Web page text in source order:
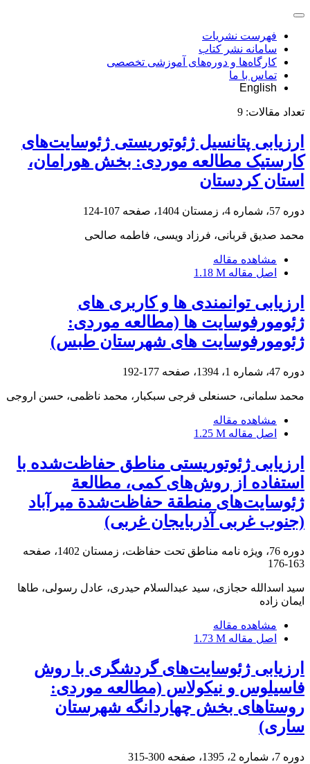
فهرست نشریات
سامانه نشر کتاب
کارگاه‌ها و دوره‌های آموزشی تخصصی
تماس با ما
English
تعداد مقالات: 9
ارزیابی پتانسیل ژئوتوریستی ژئوسایت‌های
کارستیک مطالعه موردی: بخش هورامان،
استان کردستان
دوره 57، شماره 4، زمستان 1404، صفحه 107-124
محمد صدیق قربانی، فرزاد ویسی، فاطمه صالحی
مشاهده مقاله
اصل مقاله 1.18 M
ارزیابی توانمندی ها و کاربری های
ژئومورفوسایت ها (مطالعه موردی:
ژئومورفوسایت های شهرستان طبس)
دوره 47، شماره 1، 1394، صفحه 177-192
محمد سلمانی، حسنعلی فرجی سبکبار، محمد ناظمی، حسن اروجی
مشاهده مقاله
اصل مقاله 1.25 M
ارزیابی ژئوتوریستی مناطق حفاظت‌شده با
استفاده از روش‌های کمی، مطالعة
ژئوسایت‌های منطقة حفاظت‌شدة میرآباد
(جنوب غربی آذربایجان غربی)
دوره 76، ویژه نامه مناطق تحت حفاظت، زمستان 1402، صفحه
163-176
سید اسدالله حجازی، سید عبدالسلام حیدری، عادل رسولی، طاها
ایمان زاده
مشاهده مقاله
اصل مقاله 1.73 M
ارزیابی ژئوسایت‌های گردشگری با روش
فاسیلوس و نیکولاس (مطالعه موردی:
روستاهای بخش چهاردانگه شهرستان
ساری)
دوره 7، شماره 2، 1395، صفحه 300-315